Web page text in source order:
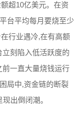
超10亿美元。在资
台平均每月要烧至少
行业遇冷,在有高额
刻陷入低活跃度的
一直大量烧钱运行
局中,资金链的断裂
出倒闭潮。